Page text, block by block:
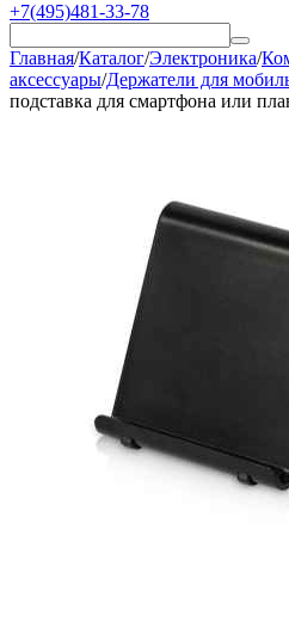
+7(495)481-33-78
Главная/Каталог/Электроника/
аксессуары/Держатели для
подставка для смартфона или